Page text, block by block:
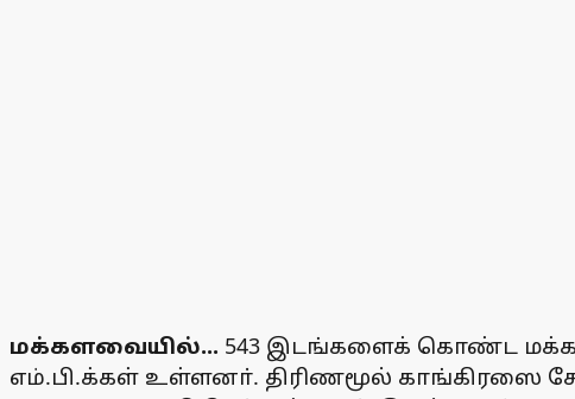
மக்களவையில்... 543 இடங்களைக் கொண்ட
எம்.பி.க்கள் உள்ளனா். திரிணமூல் காங்கிரஸை